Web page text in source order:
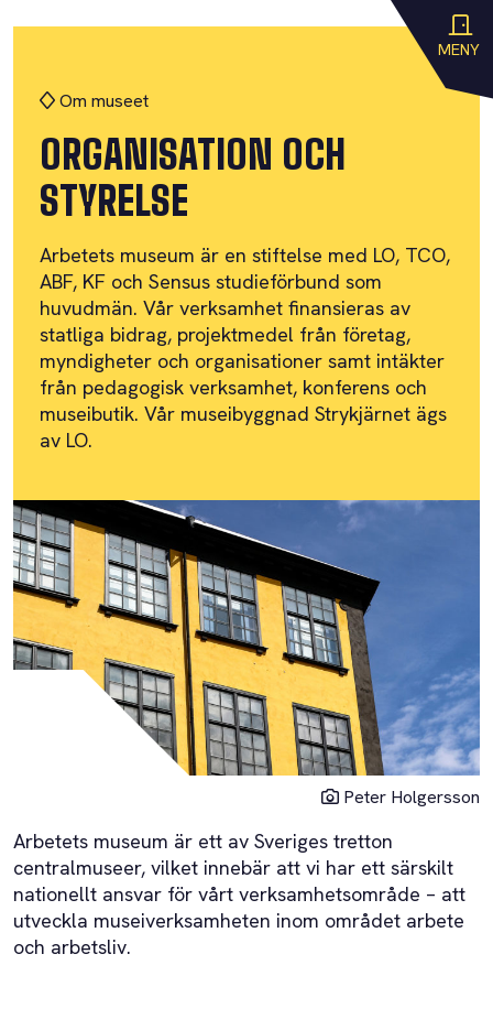
MENY
Peter Holgersson
Om museet
ORGANISATION OCH
STYRELSE
Arbetets museum är en stiftelse med LO, TCO,
ABF, KF och Sensus studieförbund som
huvudmän. Vår verksamhet finansieras av
statliga bidrag, projektmedel från företag,
myndigheter och organisationer samt intäkter
från pedagogisk verksamhet, konferens och
museibutik. Vår museibyggnad Strykjärnet ägs
av LO.
Arbetets museum är ett av Sveriges tretton
centralmuseer, vilket innebär att vi har ett särskilt
nationellt ansvar för vårt verksamhetsområde – att
utveckla museiverksamheten inom området arbete
och arbetsliv.